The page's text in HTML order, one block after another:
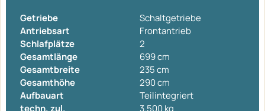
Getriebe
Schaltgetriebe
Antriebsart
Frontantrieb
Schlafplätze
2
Gesamtlänge
699 cm
Gesamtbreite
235 cm
Gesamthöhe
290 cm
Aufbauart
Teilintegriert
techn. zul.
3.500 kg